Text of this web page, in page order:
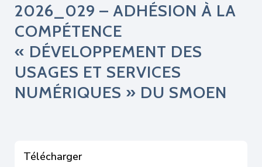
2026_029 – ADHÉSION À LA
COMPÉTENCE
« DÉVELOPPEMENT DES
USAGES ET SERVICES
NUMÉRIQUES » DU SMOEN
Télécharger